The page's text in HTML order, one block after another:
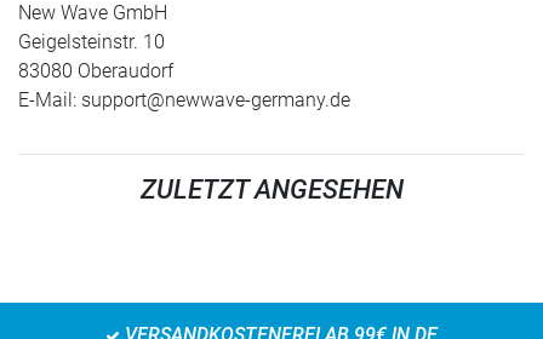
New Wave GmbH
Geigelsteinstr. 10
83080 Oberaudorf
E-Mail: support@newwave-germany.de
ZULETZT ANGESEHEN